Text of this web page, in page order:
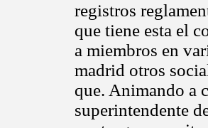
registros
que tiene esta el
a miembros en
madrid otros
que. Animando a
superintendente